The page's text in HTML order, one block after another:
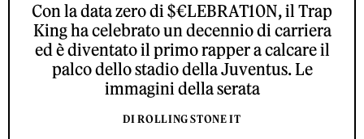
Con la data zero di $€LEBRAT10N, il Trap
King ha celebrato un decennio di carriera
ed è diventato il primo rapper a calcare il
palco dello stadio della Juventus. Le
immagini della serata
DI ROLLING STONE IT